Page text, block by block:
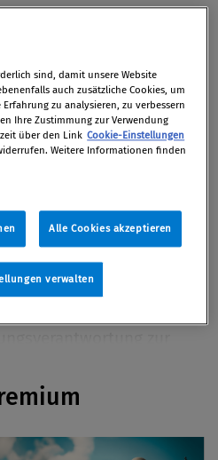
teilenteilen
kopieren
per Mail teilen
als 20 Jahre Erfahrung
und Prüfung von
UGB/IFRS. Er ist Co-
Audit/Reporting/ESG-
sind, damit unsere Website
auch zusätzliche Cookies, um
zu analysieren, zu verbessern
Ihre Zustimmung zur Verwendung
über den Link Cookie-Einstellungen
Weitere Informationen finden
Alle Cookies akzeptieren
verwalten